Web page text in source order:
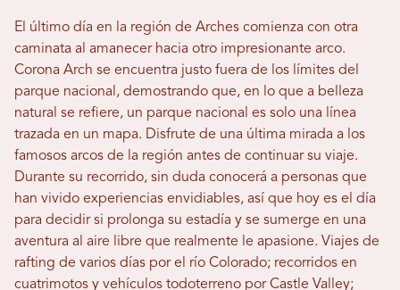
El último día en la región de Arches comienza con otra
caminata al amanecer hacia otro impresionante arco.
Corona Arch se encuentra justo fuera de los límites del
parque nacional, demostrando que, en lo que a belleza
natural se refiere, un parque nacional es solo una línea
trazada en un mapa. Disfrute de una última mirada a los
famosos arcos de la región antes de continuar su viaje.
Durante su recorrido, sin duda conocerá a personas que
han vivido experiencias envidiables, así que hoy es el día
para decidir si prolonga su estadía y se sumerge en una
aventura al aire libre que realmente le apasione. Viajes de
rafting de varios días por el río Colorado; recorridos en
cuatrimotos y vehículos todoterreno por Castle Valley;